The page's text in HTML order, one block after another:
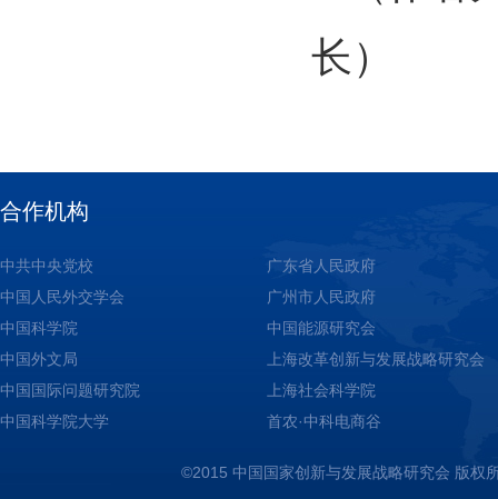
长）
合作机构
中共中央党校
广东省人民政府
中国人民外交学会
广州市人民政府
中国科学院
中国能源研究会
中国外文局
上海改革创新与发展战略研究会
中国国际问题研究院
上海社会科学院
中国科学院大学
首农·中科电商谷
©2015 中国国家创新与发展战略研究会 版权